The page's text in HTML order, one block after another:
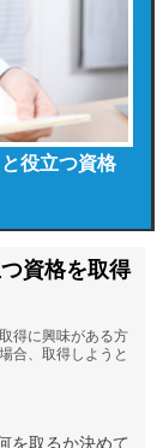
役立つ資格
資格を取得
得に興味がある方
合、取得しようと
を取るか決めて